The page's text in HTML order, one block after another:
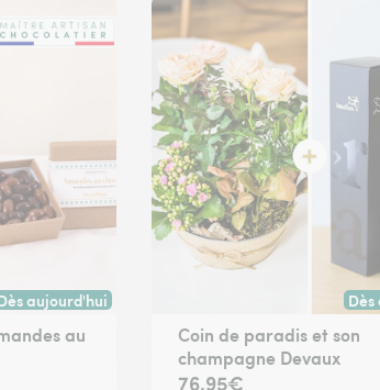
avant 17h) ou à la date de votre choix.
aujourd'hui
dès aujourd'hui (pour toute commande
au
Coin de paradis et son
champagne Devaux
76,95€